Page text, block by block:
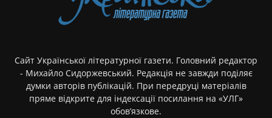
Сайт Української літературної газети. Головний редактор
- Михайло Сидоржевський. Редакція не завжди поділяє
думки авторів публікацій. При передруці матеріалів
пряме відкрите для індексації посилання на «УЛГ»
обов’язкове.